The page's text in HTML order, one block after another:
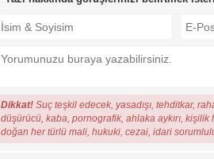
Dikkat! Suç teşkil edecek, yasadışı, tehditkar,
düşürücü, kaba, pornografik, ahlaka aykırı,
doğan her türlü mali, hukuki, cezai, idari